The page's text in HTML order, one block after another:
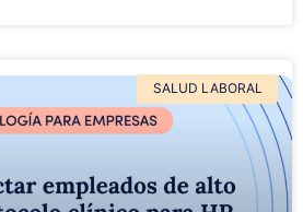
SALUD LABORAL